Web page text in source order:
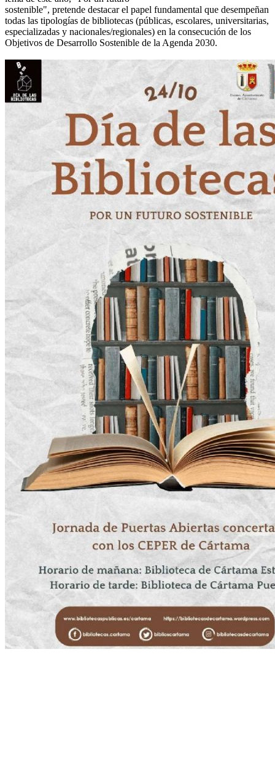
sostenible", pretende destacar el papel fundamental que desempeñan
todas las tipologías de bibliotecas (públicas, escolares, universitarias,
especializadas y nacionales/regionales) en la consecución de los
Objetivos de Desarrollo Sostenible de la Agenda 2030.